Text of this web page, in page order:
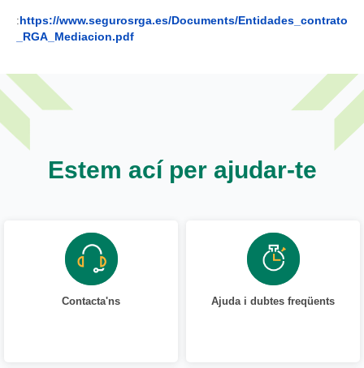
:https://www.segurosrga.es/Documents/Entidades_contrato
_RGA_Mediacion.pdf
Estem ací per ajudar-te
Contacta'ns Ajuda i dubtes freqüents